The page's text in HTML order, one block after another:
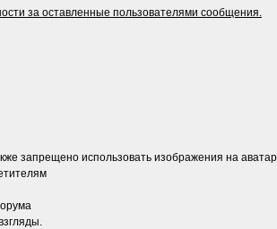
за оставленные пользователями сообщения.
запрещено использовать изображения на